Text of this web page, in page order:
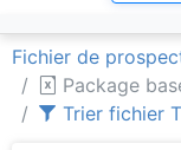
Fichier de
Package
Trier fichier